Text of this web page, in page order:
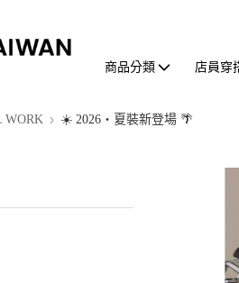
商品分類 店員穿
WORK ☀️ 2026・夏裝新登場 🌴